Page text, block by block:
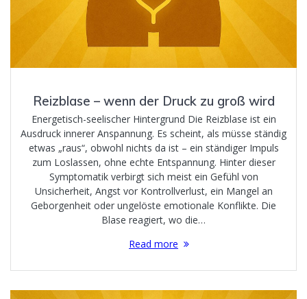
Reizblase – wenn der Druck zu groß wird
Energetisch-seelischer Hintergrund Die Reizblase ist ein
Ausdruck innerer Anspannung. Es scheint, als müsse ständig
etwas „raus“, obwohl nichts da ist – ein ständiger Impuls
zum Loslassen, ohne echte Entspannung. Hinter dieser
Symptomatik verbirgt sich meist ein Gefühl von
Unsicherheit, Angst vor Kontrollverlust, ein Mangel an
Geborgenheit oder ungelöste emotionale Konflikte. Die
Blase reagiert, wo die…
Read more